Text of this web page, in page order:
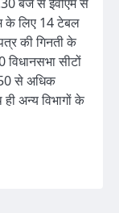
के लिए 14 टेबल
की गिनती के
सीटों
से अधिक
अन्य विभागों के